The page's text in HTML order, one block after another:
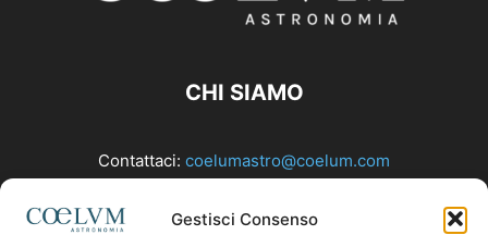
Gestisci Consenso
CHI SIAMO
Contattaci: coelumastro@coelum.com
SEGUICI